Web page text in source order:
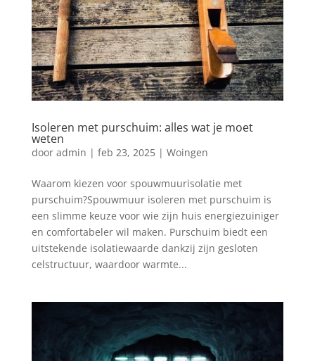
Isoleren met purschuim: alles wat je moet
weten
door admin | feb 23, 2025| Woingen
Waarom kiezen voor spouwmuurisolatie met
purschuim?Spouwmuur isoleren met purschuim is
een slimme keuze voor wie zijn huis energiezuiniger
en comfortabeler wil maken. Purschuim biedt een
uitstekende isolatiewaarde dankzij zijn gesloten
celstructuur, waardoor warmte...